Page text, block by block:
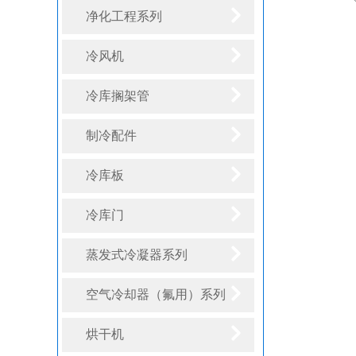
净化工程系列
冷风机
冷库搁架管
制冷配件
冷库板
冷库门
蒸发式冷凝器系列
空气冷却器（氟用）系列
烘干机